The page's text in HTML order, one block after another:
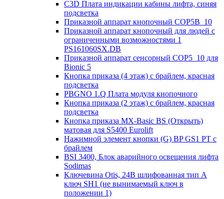
C3D Плата индикации кабины лифта, синяя
подсветка
Приказной аппарат кнопочный COP5B_10
Приказной аппарат кнопочный для людей с
ограниченными возможностями 1
PS161060SX.DB
Приказной аппарат сенсорный COP5_10 для
Bionic 5
Кнопка приказа (4 этаж) с брайлем, красная
подсветка
PBGNO 1.Q Плата модуля кнопочного
Кнопка приказа (2 этаж) с брайлем, красная
подсветка
Кнопка приказа MX-Basic BS (Открыть)
матовая для S5400 Eurolift
Нажимной элемент кнопки (G) BP GS1 PT с
брайлем
BSI 3400, Блок аварийного освещения лифта
Sodimas
Ключевина Otis, 24В шлифованная тип А
ключ SH1 (не вынимаемый ключ в
положении 1)